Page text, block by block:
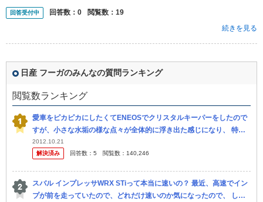
そ
回答受付中 回答数： 0 閲覧数： 19
続きを見る
日産 フーガのみんなの質問ランキング
閲覧数ランキング
愛車をピカピカにしたくてENEOSでクリスタルキーパーをしたので
すが、小さな水垢の様な点々が全体的に浮き出た感じになり、 特に
前のボンネットはかなり目立っていました。 状態を店舗に見せる
と、やり...
2012.10.21
解決済み
回答数： 5 閲覧数： 140,246
スバル インプレッサWRX STiって本当に速いの？ 最近、高速でイン
プが前を走っていたので、どれだけ速いのか気になったので、 しつ